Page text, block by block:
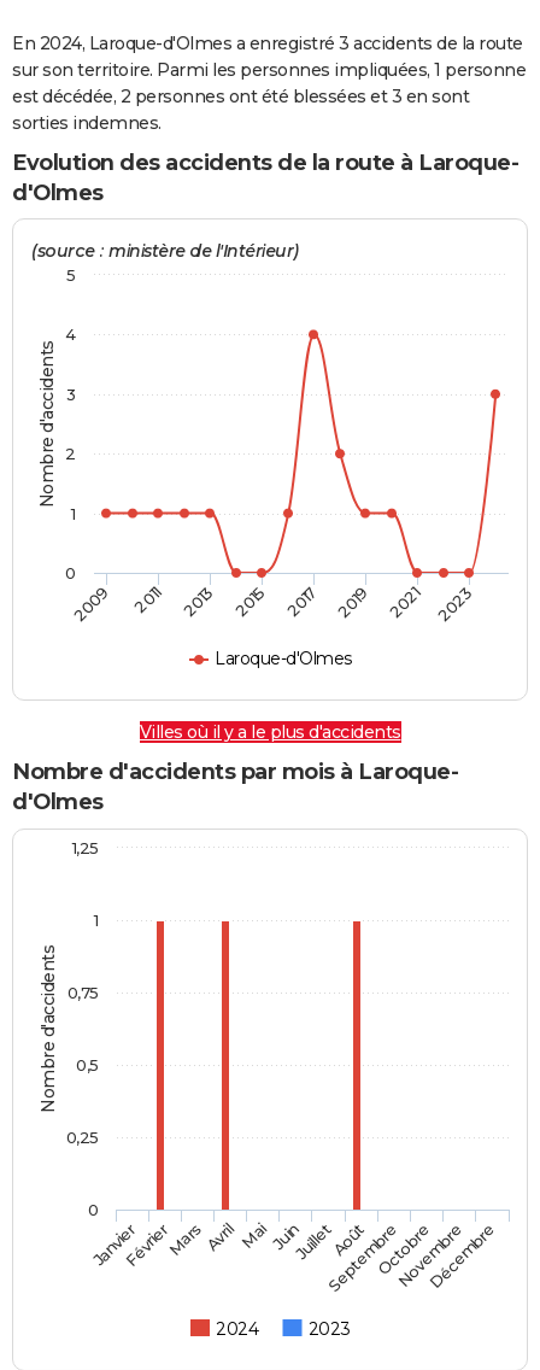
GUIDES D'ACHAT
BONS PLANS
CARTE DE VOEUX
Carte de Noël
Carte Bonne année
Carte Saint-Valentin
Carte Pâques
Carte d'anniversaire
DICTIONNAIRE
Dictionnaire
Biographies
Citations
Expressions
Proverbes
PROGRAMME TV
S'inscrire
Se connecter
Lycées
Collèges
Primaires
Universités
Entreprises
Service militaire
Avis de recherche
AVIS DE DÉCÈS
FORUM
Bricolage
Lifestyle
Culture
Sport
Auto
Television
Voyage
Cinema
En 2024, Laroque-d'Olmes a enregistré 3 accidents de la route
sur son territoire. Parmi les personnes impliquées, 1 personne
est décédée, 2 personnes ont été blessées et 3 en sont
sorties indemnes.
Evolution des accidents de la route à Laroque-
d'Olmes
Nombre d'accidents
(source : ministère de l'Intérieur)
Laroque-d'Olmes
2009 2011 2013 2015 2017 2019 2021 2023
0
1
2
3
4
5
Villes où il y a le plus d'accidents
Nombre d'accidents par mois à Laroque-
d'Olmes
Nombre d'accidents
2024 2023
JanvierFévrierMars AvrilMaiJuinJuilletAoût
SeptembreOctobre
Novembre
Décembre
0
1
0,25
0,5
0,75
1,25